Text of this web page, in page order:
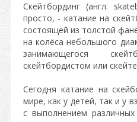
Скейтбординг (англ.
просто, - катание на
состоящей из толстой
на колёса небольшого
занимающегося
скейтбордистом или
Сегодня катание на
мире, как у детей, так и у
с выполнением